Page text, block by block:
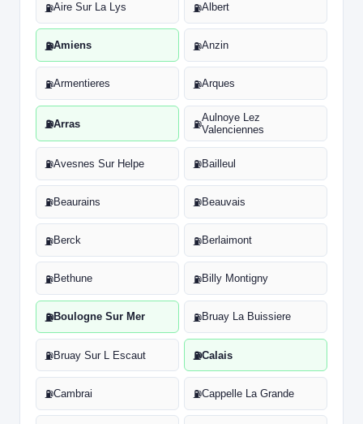
⛽Aire Sur La Lys ⛽Albert
⛽Amiens ⛽Anzin
⛽Armentieres ⛽Arques
⛽Arras ⛽
Aulnoye Lez
Valenciennes
⛽Avesnes Sur Helpe ⛽Bailleul
⛽Beaurains ⛽Beauvais
⛽Berck ⛽Berlaimont
⛽Bethune ⛽Billy Montigny
⛽Boulogne Sur Mer ⛽Bruay La Buissiere
⛽Bruay Sur L Escaut ⛽Calais
⛽Cambrai ⛽Cappelle La Grande